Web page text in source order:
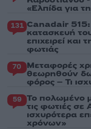
«Ελπίδα για
131 Canadair 515:
κατασκευή
επιχειρεί
φωτιάς
70 Μεταφορές
θεωρηθούν
φόρος – Τι
59 Το πολωμένο
τις φωτιές σε
ισχυρότερα
χρόνων»